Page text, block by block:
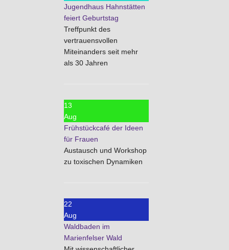
Jugendhaus Hahnstätten
feiert Geburtstag
Treffpunkt des
vertrauensvollen
Miteinanders seit mehr
als 30 Jahren
13
Aug
Frühstückcafé der Ideen
für Frauen
Austausch und Workshop
zu toxischen Dynamiken
22
Aug
Waldbaden im
Marienfelser Wald